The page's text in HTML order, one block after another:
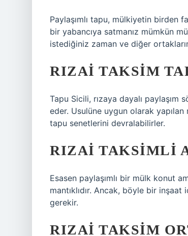
Paylaşımlı tapu, mülkiyetin birden
bir yabancıya satmanız mümkün
istediğiniz zaman ve diğer
RIZAI TAKSIM
Tapu Sicili, rızaya dayalı paylaşım
eder. Usulüne uygun olarak yapılan
tapu senetlerini devralabilirler.
RIZAI TAKSIMLI
Esasen paylaşımlı bir mülk konut
mantıklıdır. Ancak, böyle bir
gerekir.
RIZAI TAKSIM